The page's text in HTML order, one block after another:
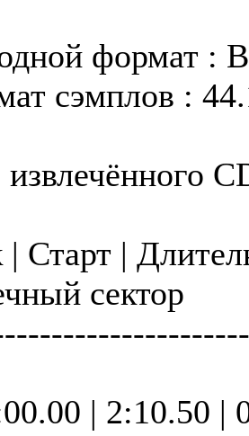
формат :
сэмплов :
| Старт |
сектор
| 2:10.50 |